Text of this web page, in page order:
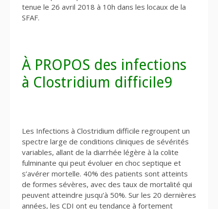
tenue le 26 avril 2018 à 10h dans les locaux de la
SFAF.
À PROPOS des infections
à Clostridium difficile9
Les Infections à Clostridium difficile regroupent un
spectre large de conditions cliniques de sévérités
variables, allant de la diarrhée légère à la colite
fulminante qui peut évoluer en choc septique et
s’avérer mortelle. 40% des patients sont atteints
de formes sévères, avec des taux de mortalité qui
peuvent atteindre jusqu’à 50%. Sur les 20 dernières
années, les CDI ont eu tendance à fortement